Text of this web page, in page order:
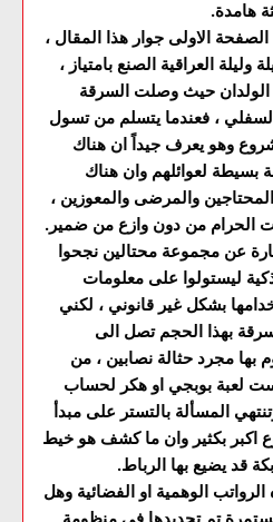
هامدة.
الاولى جوار هذا المقال ،
العراقية الصنع بامتياز ،
الولدان حيث وصلت السرقة
، فعندما يتسلم من تسول
وهو يعرف جيداً ان هناك
بسيطة لعوائلهم وان هناك
والمرضى والمعوزين ،
الحرام من دون وازع من ضمير.
عن مجموعة محتالين نجحوا
ليستولوا على معلومات
بشكل غير قانوني ، لكني
بهذا الحجم تصل الى
بها مجرد حثالة نصابين ، من
لعبة بوبجي او هكر لحساب
المسألة بالتستر على مبدأ
اكبر بكثير وان ما كشف هو خيط
قد يضيع بها الرباط.
الوهمية او الفضائية وهل